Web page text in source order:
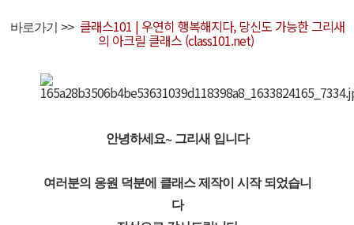
바로가기 >> 클래스101 | 우연히 행복해지다, 당신도 가능한 그리새
의 아크릴 클래스 (class101.net)
안녕하세요~ 그리새 입니다
여러분의 응원 덕분에 클래스 제작이 시작 되었습니
다